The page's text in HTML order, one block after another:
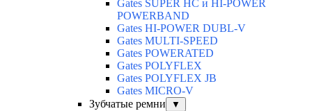
Gates SUPER HC и HI-POWER
POWERBAND
Gates HI-POWER DUBL-V
Gates MULTI-SPEED
Gates POWERATED
Gates POLYFLEX
Gates POLYFLEX JB
Gates MICRO-V
Зубчатые ремни
▼